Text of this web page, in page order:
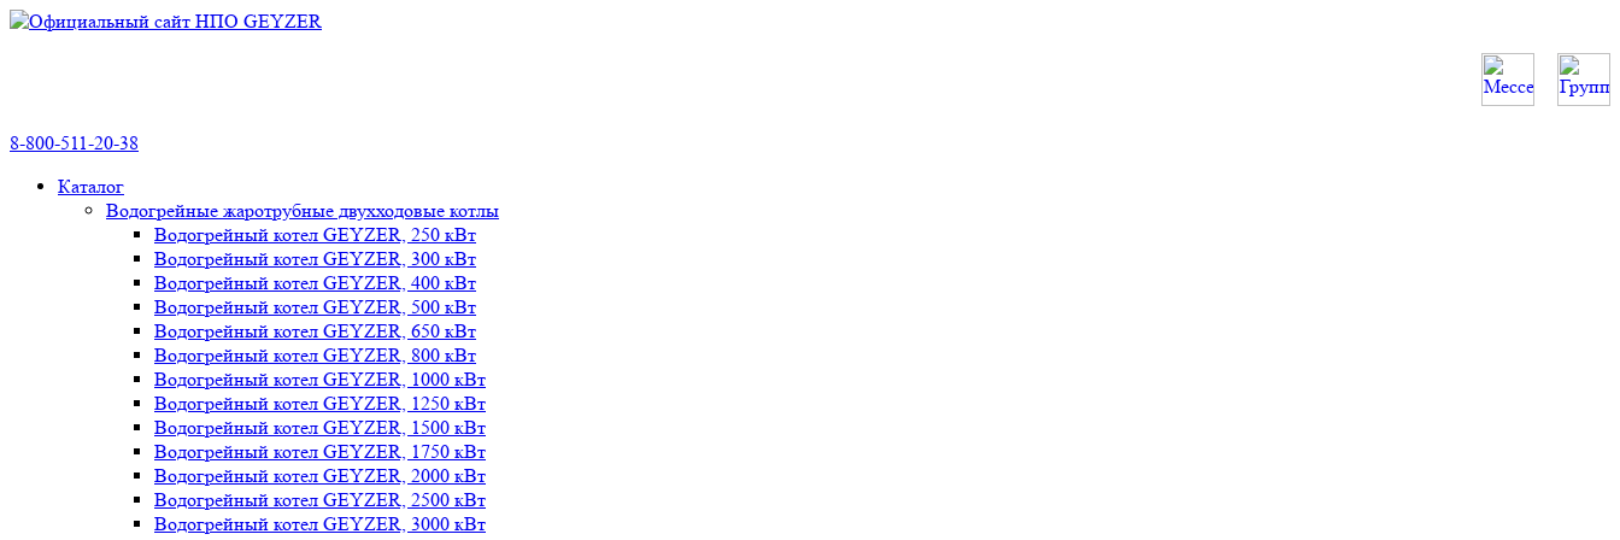
8-800-511-20-38
Каталог
Водогрейные жаротрубные двухходовые котлы
Водогрейный котел GEYZER, 250 кВт
Водогрейный котел GEYZER, 300 кВт
Водогрейный котел GEYZER, 400 кВт
Водогрейный котел GEYZER, 500 кВт
Водогрейный котел GEYZER, 650 кВт
Водогрейный котел GEYZER, 800 кВт
Водогрейный котел GEYZER, 1000 кВт
Водогрейный котел GEYZER, 1250 кВт
Водогрейный котел GEYZER, 1500 кВт
Водогрейный котел GEYZER, 1750 кВт
Водогрейный котел GEYZER, 2000 кВт
Водогрейный котел GEYZER, 2500 кВт
Водогрейный котел GEYZER, 3000 кВт